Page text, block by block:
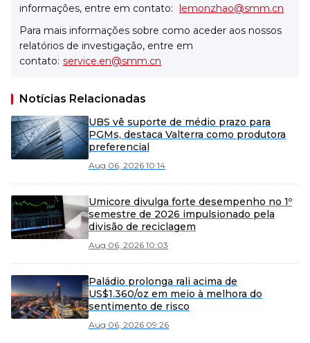
informações, entre em contato: lemonzhao@smm.cn
Para mais informações sobre como aceder aos nossos
relatórios de investigação, entre em
contato: service.en@smm.cn
Notícias Relacionadas
UBS vê suporte de médio prazo para
PGMs, destaca Valterra como produtora
preferencial
Aug 06, 2026 10:14
Umicore divulga forte desempenho no 1º
semestre de 2026 impulsionado pela
divisão de reciclagem
Aug 06, 2026 10:03
Paládio prolonga rali acima de
US$1.360/oz em meio à melhora do
sentimento de risco
Aug 06, 2026 09:26